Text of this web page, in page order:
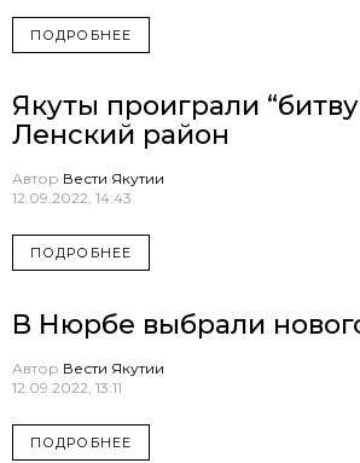
ПОДРОБНЕЕ
Якуты проиграли
Ленский район
Автор Вести Якутии
12.09.2022, 14:43
ПОДРОБНЕЕ
В Нюрбе выбрали
Автор Вести Якутии
12.09.2022, 13:11
ПОДРОБНЕЕ